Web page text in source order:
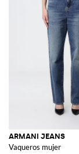
ARMANI JEANS
Vaqueros mujer